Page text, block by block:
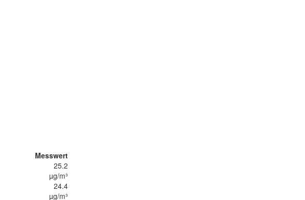
Messwert
25.2
µg/m³
24.4
µg/m³